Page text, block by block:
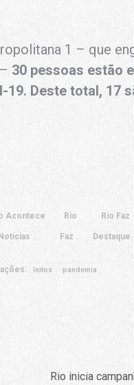
1 – que
30 pessoas estão
Deste total, 17
Acontece
Notícias
Rio
Faz
Rio Faz
Destaque
leitos pandemia
Rio inicia